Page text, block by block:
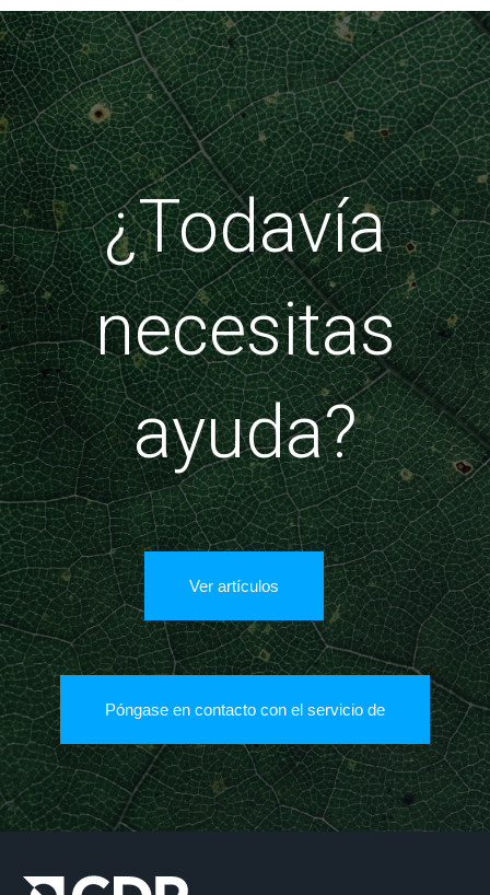
¿Todavía
necesitas
ayuda?
Ver artículos
Póngase en contacto con el servicio de